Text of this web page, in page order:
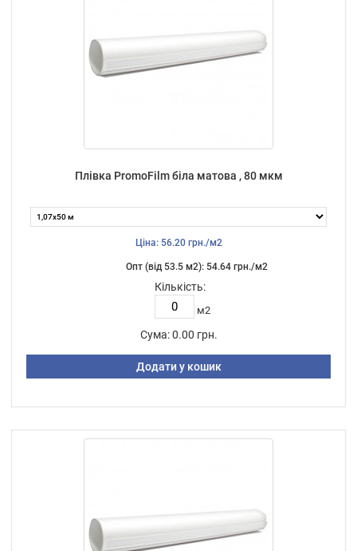
Плівка PromoFilm біла матова , 80 мкм
Ціна: 56.20 грн./м2
Опт (від 53.5 м2): 54.64 грн./м2
Кількість:
м2
Сума: 0.00 грн.
Додати у кошик